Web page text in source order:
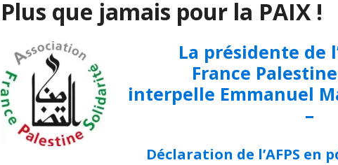
Plus que jamais pour la PAIX !
La présidente de
France
interpelle Emmanuel
–
Déclaration de l’AFPS en